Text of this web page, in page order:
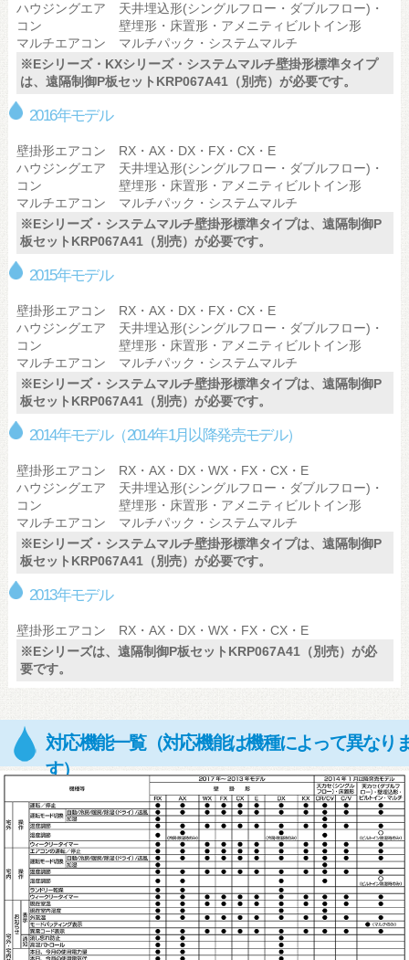
ハウジングエア
コン
天井埋込形(シングルフロー・ダブルフロー)・
壁埋形・床置形・アメニティビルトイン形
マルチエアコン
マルチパック・システムマルチ
※Eシリーズ・KXシリーズ・システムマルチ壁掛形標準タイプ
は、遠隔制御P板セットKRP067A41（別売）が必要です。
2016年モデル
壁掛形エアコン
RX・AX・DX・FX・CX・E
ハウジングエア
コン
天井埋込形(シングルフロー・ダブルフロー)・
壁埋形・床置形・アメニティビルトイン形
マルチエアコン
マルチパック・システムマルチ
※Eシリーズ・システムマルチ壁掛形標準タイプは、遠隔制御P
板セットKRP067A41（別売）が必要です。
2015年モデル
壁掛形エアコン
RX・AX・DX・FX・CX・E
ハウジングエア
コン
天井埋込形(シングルフロー・ダブルフロー)・
壁埋形・床置形・アメニティビルトイン形
マルチエアコン
マルチパック・システムマルチ
※Eシリーズ・システムマルチ壁掛形標準タイプは、遠隔制御P
板セットKRP067A41（別売）が必要です。
2014年モデル（2014年1月以降発売モデル）
壁掛形エアコン
RX・AX・DX・WX・FX・CX・E
ハウジングエア
コン
天井埋込形(シングルフロー・ダブルフロー)・
壁埋形・床置形・アメニティビルトイン形
マルチエアコン
マルチパック・システムマルチ
※Eシリーズ・システムマルチ壁掛形標準タイプは、遠隔制御P
板セットKRP067A41（別売）が必要です。
2013年モデル
壁掛形エアコン
RX・AX・DX・WX・FX・CX・E
※Eシリーズは、遠隔制御P板セットKRP067A41（別売）が必
要です。
対応機能一覧（対応機能は機種によって異なり
す）